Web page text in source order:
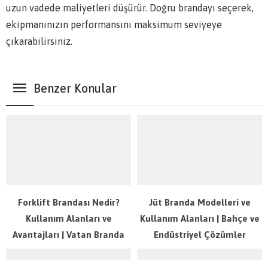
uzun vadede maliyetleri düşürür. Doğru brandayı seçerek,
ekipmanınızın performansını maksimum seviyeye
çıkarabilirsiniz.
Benzer Konular
Forklift Brandası Nedir?
Kullanım Alanları ve
Avantajları | Vatan Branda
Jüt Branda Modelleri ve
Kullanım Alanları | Bahçe ve
Endüstriyel Çözümler